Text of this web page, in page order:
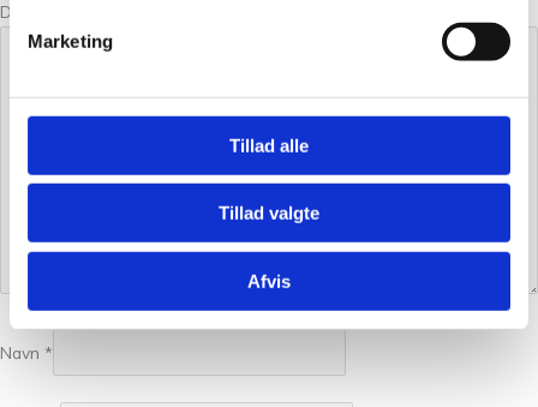
Marketing
Tillad alle
Tillad valgte
Afvis
Din anmeldelse
Navn *